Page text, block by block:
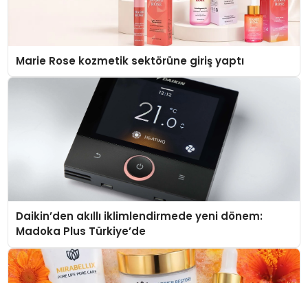
Marie Rose kozmetik sektörüne giriş yaptı
Daikin’den akıllı iklimlendirmede yeni dönem:
Madoka Plus Türkiye’de